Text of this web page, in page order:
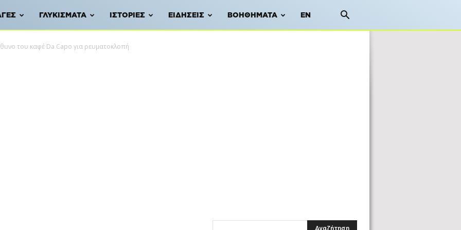
ΓΛΥΚΊΣΜΑΤΑ ΙΣΤΟΡΊΕΣ ΕΙΔΉΣΕΙΣ ΒΟΗΘΉΜΑΤΑ EN
του καφέ Da Capo για ρευματοκλοπή